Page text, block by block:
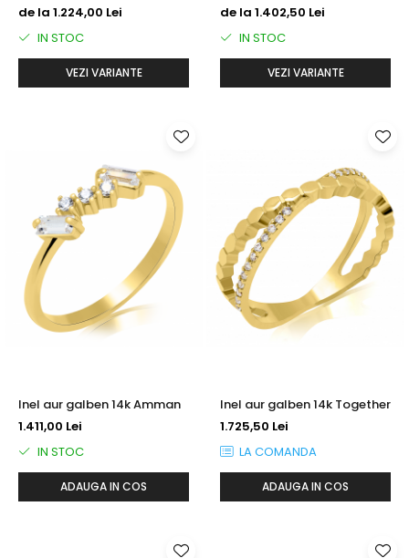
de la 1.224,00 Lei
IN STOC
VEZI VARIANTE
de la 1.402,50 Lei
IN STOC
VEZI VARIANTE
Inel aur galben 14k Amman
1.411,00 Lei
IN STOC
ADAUGA IN COS
Inel aur galben 14k Together
1.725,50 Lei
LA COMANDA
ADAUGA IN COS